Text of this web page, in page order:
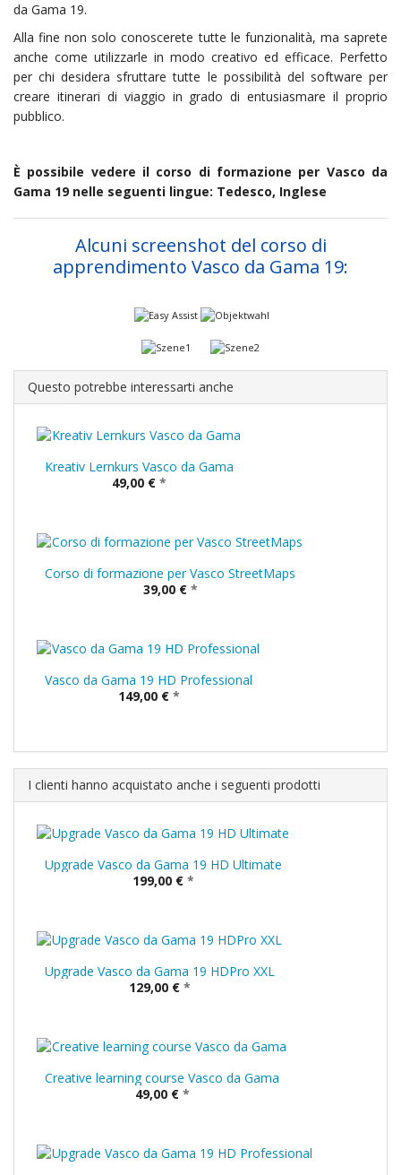
da Gama 19.
Alla fine non solo conoscerete tutte le funzionalità, ma saprete
anche come utilizzarle in modo creativo ed efficace. Perfetto
per chi desidera sfruttare tutte le possibilità del software per
creare itinerari di viaggio in grado di entusiasmare il proprio
pubblico.
È possibile vedere il corso di formazione per Vasco da
Gama 19 nelle seguenti lingue: Tedesco, Inglese
Alcuni screenshot del corso di
apprendimento Vasco da Gama 19:
Questo potrebbe interessarti anche
Kreativ Lernkurs Vasco da Gama
49,00 € *
Corso di formazione per Vasco StreetMaps
39,00 € *
Vasco da Gama 19 HD Professional
149,00 € *
I clienti hanno acquistato anche i seguenti prodotti
Upgrade Vasco da Gama 19 HD Ultimate
199,00 € *
Upgrade Vasco da Gama 19 HDPro XXL
129,00 € *
Creative learning course Vasco da Gama
49,00 € *